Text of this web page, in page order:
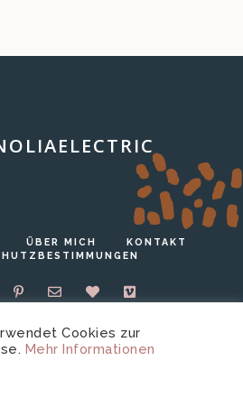
ÜBER MICH
KONTAKT
Cookies zur
Mehr Informationen